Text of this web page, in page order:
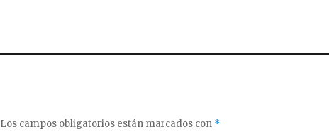
Los campos obligatorios están marcados con *